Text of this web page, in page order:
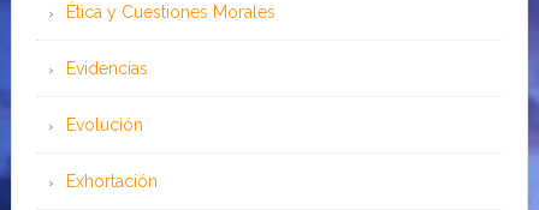
Ética y Cuestiones Morales
Evidencias
Evolución
Exhortación